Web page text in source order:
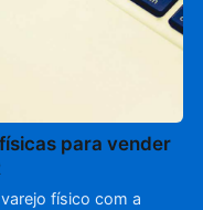
para vender
físico com a